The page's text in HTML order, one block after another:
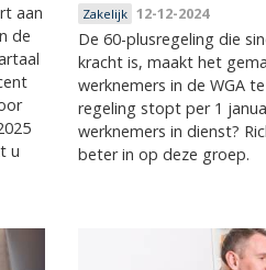
aan
de
u
Zakelijk 12-12-2024
De 60-plusregeling die
kracht is, maakt het
werknemers in de WGA
regeling stopt per 1
werknemers in dienst?
beter in op deze groep.